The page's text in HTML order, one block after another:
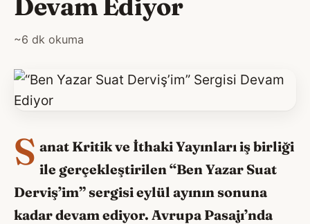
Devam Ediyor
~6 dk okuma
S anat Kritik ve İthaki Yayınları iş birliği
ile gerçekleştirilen “Ben Yazar Suat
Derviş’im” sergisi eylül ayının sonuna
kadar devam ediyor. Avrupa Pasajı’nda